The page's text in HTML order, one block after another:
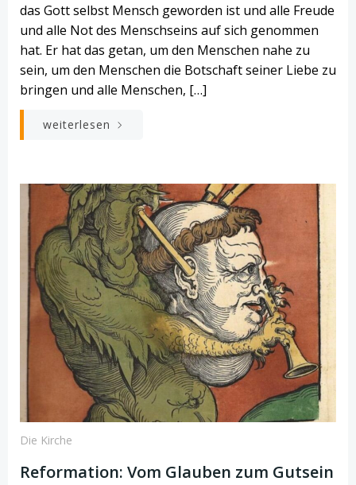
das Gott selbst Mensch geworden ist und alle Freude
und alle Not des Menschseins auf sich genommen
hat. Er hat das getan, um den Menschen nahe zu
sein, um den Menschen die Botschaft seiner Liebe zu
bringen und alle Menschen, […]
weiterlesen
Die Kirche
Reformation: Vom Glauben zum Gutsein